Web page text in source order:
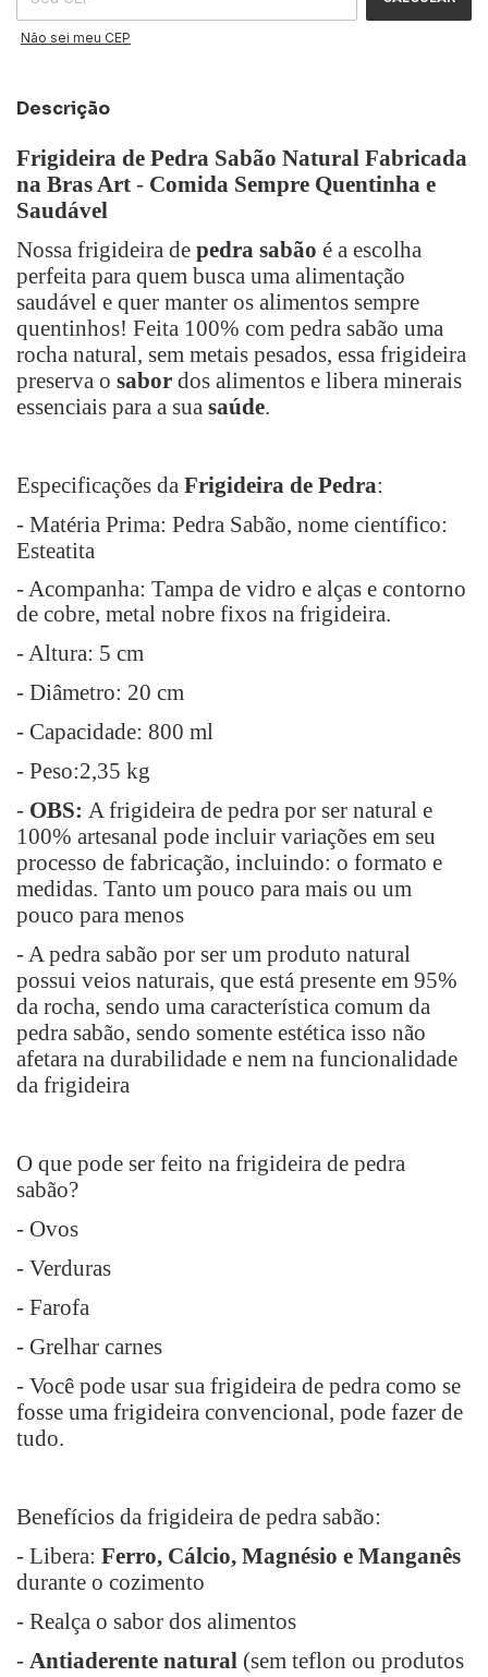
Não sei meu CEP
Descrição
Frigideira de Pedra Sabão Natural Fabricada
na Bras Art - Comida Sempre Quentinha e
Saudável
Nossa frigideira de pedra sabão é a escolha
perfeita para quem busca uma alimentação
saudável e quer manter os alimentos sempre
quentinhos! Feita 100% com pedra sabão uma
rocha natural, sem metais pesados, essa frigideira
preserva o sabor dos alimentos e libera minerais
essenciais para a sua saúde.
Especificações da Frigideira de Pedra:
- Matéria Prima: Pedra Sabão, nome científico:
Esteatita
- Acompanha: Tampa de vidro e alças e contorno
de cobre, metal nobre fixos na frigideira.
- Altura: 5 cm
- Diâmetro: 20 cm
- Capacidade: 800 ml
- Peso:2,35 kg
- OBS: A frigideira de pedra por ser natural e
100% artesanal pode incluir variações em seu
processo de fabricação, incluindo: o formato e
medidas. Tanto um pouco para mais ou um
pouco para menos
- A pedra sabão por ser um produto natural
possui veios naturais, que está presente em 95%
da rocha, sendo uma característica comum da
pedra sabão, sendo somente estética isso não
afetara na durabilidade e nem na funcionalidade
da frigideira
O que pode ser feito na frigideira de pedra
sabão?
- Ovos
- Verduras
- Farofa
- Grelhar carnes
- Você pode usar sua frigideira de pedra como se
fosse uma frigideira convencional, pode fazer de
tudo.
Benefícios da frigideira de pedra sabão:
- Libera: Ferro, Cálcio, Magnésio e Manganês
durante o cozimento
- Realça o sabor dos alimentos
- Antiaderente natural (sem teflon ou produtos